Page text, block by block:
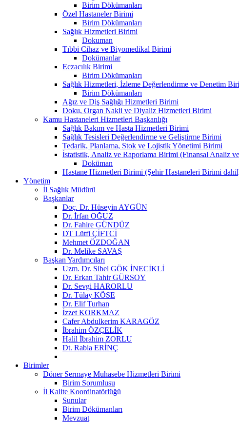
Birim Dökümanları
Özel Hastaneler Birimi
Birim Dökümanları
Sağlık Hizmetleri Birimi
Dokuman
Tıbbi Cihaz ve Biyomedikal Birimi
Dokümanlar
Eczacılık Birimi
Birim Dökümanları
Sağlık Hizmetleri, İzleme Değerlendirme ve Denetim
Birim Dökümanları
Ağız ve Diş Sağlığı Hizmetleri Birimi
Doku, Organ Nakli ve Diyaliz Hizmetleri Birimi
Kamu Hastaneleri Hizmetleri Başkanlığı
Sağlık Bakım ve Hasta Hizmetleri Birimi
Sağlık Tesisleri Değerlendirme ve Geliştirme Birimi
Tedarik, Planlama, Stok ve Lojistik Yönetimi Birimi
İstatistik, Analiz ve Raporlama Birimi (Finansal Analiz
Doküman
Hastane Hizmetleri Birimi (Şehir Hastaneleri Birimi
Yönetim
İl Sağlık Müdürü
Başkanlar
Doç. Dr. Hüseyin AYGÜN
Dr. İrfan OĞUZ
Dr. Fahire GÜNDÜZ
DT Lütfi ÇİFTCİ
Mehmet ÖZDOĞAN
Dr. Melike SAVAŞ
Başkan Yardımcıları
Uzm. Dr. Sibel GÖK İNECİKLİ
Dr. Erkan Tahir GÜRSOY
Dr. Sevgi HARORLU
Dr. Tülay KÖSE
Dr. Elif Turhan
İzzet KORKMAZ
Cafer Abdulkerim KARAGÖZ
İbrahim ÖZÇELİK
Halil İbrahim ZORLU
Dt. Rabia ERİNÇ
Birimler
Döner Sermaye Muhasebe Hizmetleri Birimi
Birim Sorumlusu
İl Kalite Koordinatörlüğü
Sunular
Birim Dökümanları
Mevzuat